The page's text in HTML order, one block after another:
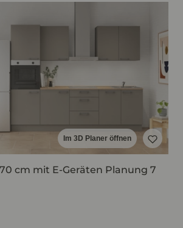
Im 3D Planer öffnen
cm mit E-Geräten Planung 7